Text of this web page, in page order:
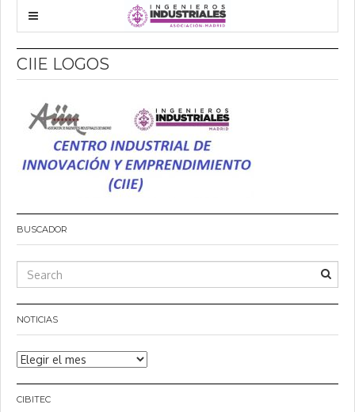
CIIE LOGOS
BUSCADOR
NOTICIAS
Noticias
CIBITEC